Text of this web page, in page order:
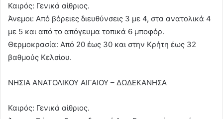
Καιρός: Γενικά αίθριος.
Άνεμοι: Από βόρειες διευθύνσεις 3 με 4, στα ανατολικά 4
με 5 και από το απόγευμα τοπικά 6 μποφόρ.
Θερμοκρασία: Από 20 έως 30 και στην Κρήτη έως 32
βαθμούς Κελσίου.
ΝΗΣΙΑ ΑΝΑΤΟΛΙΚΟΥ ΑΙΓΑΙΟΥ – ΔΩΔΕΚΑΝΗΣΑ
Καιρός: Γενικά αίθριος.